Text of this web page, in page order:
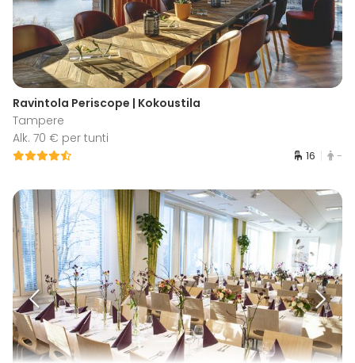
Ravintola Periscope | Kokoustila
Tampere
Alk. 70 € per tunti
16 -